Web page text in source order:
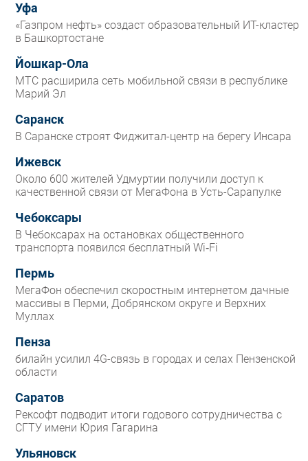
Уфа
«Газпром нефть» создаст образовательный ИТ-кластер
в Башкортостане
Йошкар-Ола
МТС расширила сеть мобильной связи в республике
Марий Эл
Саранск
В Саранске строят Фиджитал-центр на берегу Инсара
Ижевск
Около 600 жителей Удмуртии получили доступ к
качественной связи от МегаФона в Усть-Сарапулке
Чебоксары
В Чебоксарах на остановках общественного
транспорта появился бесплатный Wi‑Fi
Пермь
МегаФон обеспечил скоростным интернетом дачные
массивы в Перми, Добрянском округе и Верхних
Муллах
Пенза
билайн усилил 4G-связь в городах и селах Пензенской
области
Саратов
Рексофт подводит итоги годового сотрудничества с
СГТУ имени Юрия Гагарина
Ульяновск